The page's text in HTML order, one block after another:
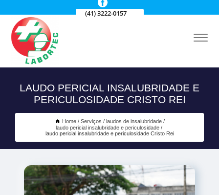
(41) 3222-0157
LAUDO PERICIAL INSALUBRIDADE E
PERICULOSIDADE CRISTO REI
Home Serviços
laudos de insalubridade
laudo pericial insalubridade e periculosidade
laudo pericial insalubridade e periculosidade Cristo Rei